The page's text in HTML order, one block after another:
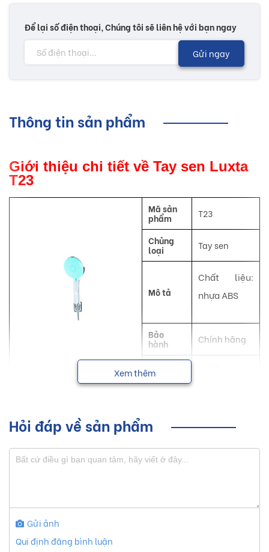
Để lại số điện thoại, Chúng tôi sẽ liên hệ với bạn ngay
Gửi ngay
Thông tin sản phẩm
Giới thiệu chi tiết về Tay sen Luxta
T23
Mã sản
phẩm T23
Chủng
loại Tay sen
Mô tả
Chất liệu:
nhựa ABS
Bảo
hành Chính hãng
nên một không gian sống hiện đại, tiện nghi và sang trọng
cho mọi người.
Sơ lược về sản phẩm tay sen Luxta
tay sen với nhiều hãng sản xuất. Với hơn 10 năm thành lập
và phát triển, Công Ty Cổ Phần SX-TM Nam Đô ( Luxta )
luôn cung cấp những sản phẩm đường nét thanh thoát chất
Xem thêm
Hỏi đáp về sản phẩm
Gửi ảnh
Qui định đăng bình luận